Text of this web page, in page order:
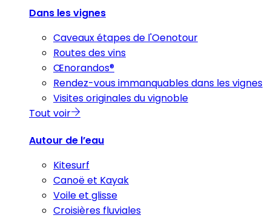
Dans les vignes
Caveaux étapes de l'Oenotour
Routes des vins
Œnorandos®
Rendez-vous immanquables dans les vignes
Visites originales du vignoble
Tout voir
Autour de l’eau
Kitesurf
Canoë et Kayak
Voile et glisse
Croisières fluviales